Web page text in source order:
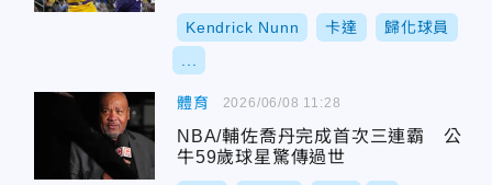
Kendrick Nunn 卡達 歸化球員
體育
NBA/輔佐喬丹完成首次三連霸 公
牛59歲球星驚傳過世
2026/06/08 11:28